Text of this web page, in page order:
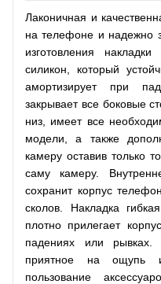
Лаконичная и
на телефоне и надежно
изготовления
силикон, который
амортизирует при
закрывает все боковые
низ, имеет все
модели, а также
камеру оставив только
саму камеру.
сохранит корпус
сколов. Накладка
плотно прилегает
падениях или рывках.
приятное на ощупь и
пользование